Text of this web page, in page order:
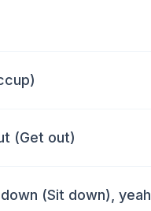
(Get out)
(Sit down), yeah